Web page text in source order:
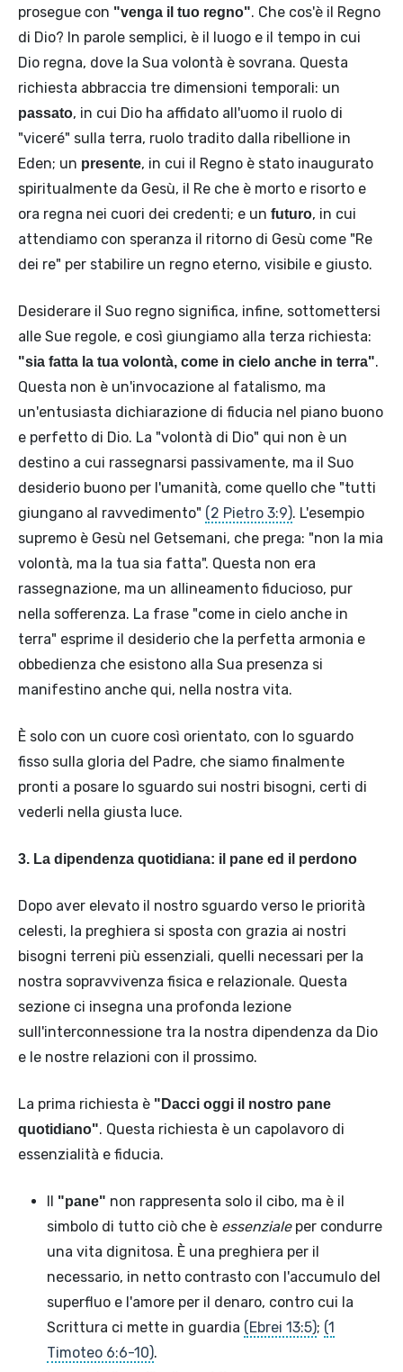
prosegue con "venga il tuo regno". Che cos'è il Regno
di Dio? In parole semplici, è il luogo e il tempo in cui
Dio regna, dove la Sua volontà è sovrana. Questa
richiesta abbraccia tre dimensioni temporali: un
passato, in cui Dio ha affidato all'uomo il ruolo di
"viceré" sulla terra, ruolo tradito dalla ribellione in
Eden; un presente, in cui il Regno è stato inaugurato
spiritualmente da Gesù, il Re che è morto e risorto e
ora regna nei cuori dei credenti; e un futuro, in cui
attendiamo con speranza il ritorno di Gesù come "Re
dei re" per stabilire un regno eterno, visibile e giusto.
Desiderare il Suo regno significa, infine, sottomettersi
alle Sue regole, e così giungiamo alla terza richiesta:
"sia fatta la tua volontà, come in cielo anche in terra".
Questa non è un'invocazione al fatalismo, ma
un'entusiasta dichiarazione di fiducia nel piano buono
e perfetto di Dio. La "volontà di Dio" qui non è un
destino a cui rassegnarsi passivamente, ma il Suo
desiderio buono per l'umanità, come quello che "tutti
giungano al ravvedimento" (2 Pietro 3:9). L'esempio
supremo è Gesù nel Getsemani, che prega: "non la mia
volontà, ma la tua sia fatta". Questa non era
rassegnazione, ma un allineamento fiducioso, pur
nella sofferenza. La frase "come in cielo anche in
terra" esprime il desiderio che la perfetta armonia e
obbedienza che esistono alla Sua presenza si
manifestino anche qui, nella nostra vita.
È solo con un cuore così orientato, con lo sguardo
fisso sulla gloria del Padre, che siamo finalmente
pronti a posare lo sguardo sui nostri bisogni, certi di
vederli nella giusta luce.
3. La dipendenza quotidiana: il pane ed il perdono
Dopo aver elevato il nostro sguardo verso le priorità
celesti, la preghiera si sposta con grazia ai nostri
bisogni terreni più essenziali, quelli necessari per la
nostra sopravvivenza fisica e relazionale. Questa
sezione ci insegna una profonda lezione
sull'interconnessione tra la nostra dipendenza da Dio
e le nostre relazioni con il prossimo.
La prima richiesta è "Dacci oggi il nostro pane
quotidiano". Questa richiesta è un capolavoro di
essenzialità e fiducia.
Il "pane" non rappresenta solo il cibo, ma è il
simbolo di tutto ciò che è essenzialeper condurre
una vita dignitosa. È una preghiera per il
necessario, in netto contrasto con l'accumulo del
superfluo e l'amore per il denaro, contro cui la
Scrittura ci mette in guardia (Ebrei 13:5); (1
Timoteo 6:6-10).